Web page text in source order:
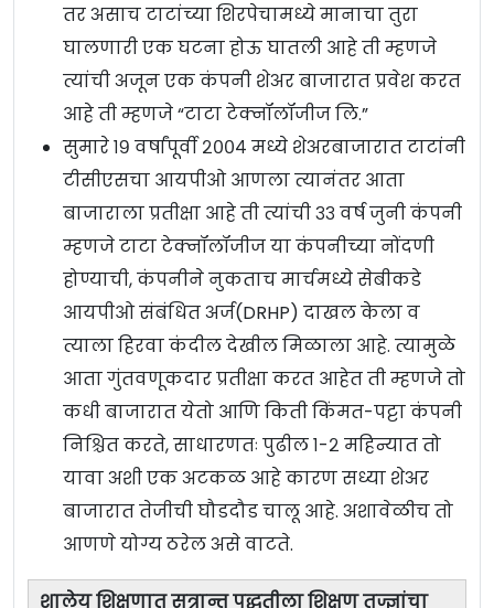
तर असाच टाटांच्या शिरपेचामध्ये मानाचा तुरा
घालणारी एक घटना होऊ घातली आहे ती म्हणजे
त्यांची अजून एक कंपनी शेअर बाजारात प्रवेश करत
आहे ती म्हणजे “टाटा टेक्नॉलॉजीज लि.”
सुमारे १९ वर्षांपूर्वी २००४ मध्ये शेअरबाजारात टाटांनी
टीसीएसचा आयपीओ आणला त्यानंतर आता
बाजाराला प्रतीक्षा आहे ती त्यांची ३३ वर्ष जुनी कंपनी
म्हणजे टाटा टेक्नॉलॉजीज या कंपनीच्या नोंदणी
होण्याची, कंपनीने नुकताच मार्चमध्ये सेबीकडे
आयपीओ संबंधित अर्ज(DRHP) दाखल केला व
त्याला हिरवा कंदील देखील मिळाला आहे. त्यामुळे
आता गुंतवणूकदार प्रतीक्षा करत आहेत ती म्हणजे तो
कधी बाजारात येतो आणि किती किंमत-पट्टा कंपनी
निश्चित करते, साधारणतः पुढील १-२ महिन्यात तो
यावा अशी एक अटकळ आहे कारण सध्या शेअर
बाजारात तेजीची घौडदौड चालू आहे. अशावेळीच तो
आणणे योग्य ठरेल असे वाटते.
शालेय शिक्षणात सत्रान्त पद्धतीला शिक्षण तज्ज्ञांचा